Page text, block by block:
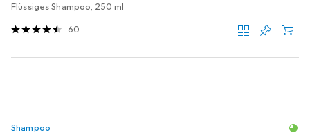
Flüssiges Shampoo, 250 ml
60
Shampoo